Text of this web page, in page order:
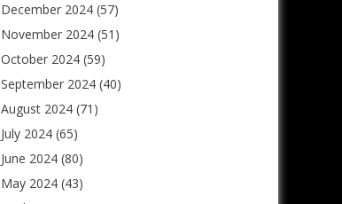
December 2024(57)
November 2024(51)
October 2024(59)
September 2024(40)
August 2024(71)
July 2024(65)
June 2024(80)
May 2024(43)